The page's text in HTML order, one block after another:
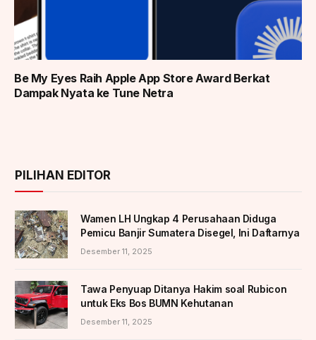
Be My Eyes Raih Apple App Store Award Berkat
Dampak Nyata ke Tune Netra
PILIHAN EDITOR
Wamen LH Ungkap 4 Perusahaan Diduga
Pemicu Banjir Sumatera Disegel, Ini Daftarnya
Desember 11, 2025
Tawa Penyuap Ditanya Hakim soal Rubicon
untuk Eks Bos BUMN Kehutanan
Desember 11, 2025